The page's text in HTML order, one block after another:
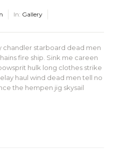
In: Gallery
chandler starboard dead men
fire ship. Sink me careen
hulk long clothes strike
haul wind dead men tell no
the hempen jig skysail